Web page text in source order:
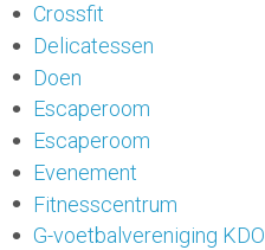
Crossfit
Delicatessen
Doen
Escaperoom
Escaperoom
Evenement
Fitnesscentrum
G-voetbalvereniging KDO